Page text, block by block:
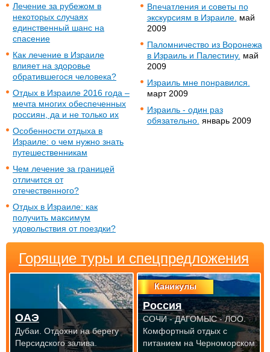
Лечение за рубежом в
некоторых случаях
единственный шанс на
спасение
Как лечение в Израиле
влияет на здоровье
обратившегося человека?
Отдых в Израиле 2016 года –
мечта многих обеспеченных
россиян, да и не только их
Особенности отдыха в
Израиле: о чем нужно знать
путешественникам
Чем лечение за границей
отличится от
отечественного?
Отдых в Израиле: как
получить максимум
удовольствия от поездки?
Впечатления и советы по
экскурсиям в Израиле. май
2009
Паломничество из Воронежа
в Израиль и Палестину. май
2009
Израиль мне понравился.
март 2009
Израиль - один раз
обязательно. январь 2009
Горящие туры и спецпредложения
ОАЭ
Дубаи. Отдохни на берегу
Персидского залива.
Каникулы
Россия
СОЧИ - ДАГОМЫС - ЛОО.
Комфортный отдых с
питанием на Черноморском